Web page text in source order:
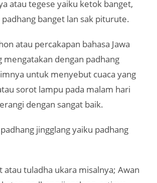
atau tegese yaiku ketok banget,
banget lan sak piturute.
atau percakapan bahasa Jawa
mengatakan dengan padhang
untuk menyebut cuaca yang
sorot lampu pada malam hari
dengan sangat baik.
jingglang yaiku padhang
atau tuladha ukara misalnya; Awan